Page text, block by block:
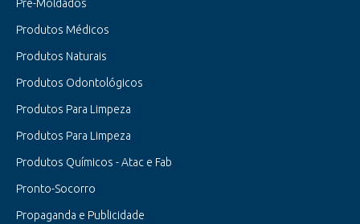
Pré-Moldados
Produtos Médicos
Produtos Naturais
Produtos Odontológicos
Produtos Para Limpeza
Produtos Para Limpeza
Produtos Químicos - Atac e Fab
Pronto-Socorro
Propaganda e Publicidade